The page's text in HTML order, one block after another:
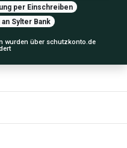
per Einschreiben
Sylter Bank
wurden über schutzkonto.de